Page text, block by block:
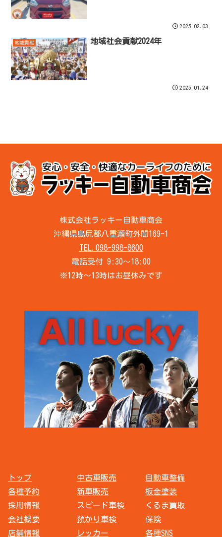
2025.02.03
地域貢献 地域社会貢献2024年
2025.01.24
株式会社ラッキー自動車商会
沖縄県島尻郡八重瀬町外間169-1
TEL.098-998-8600
電話受付 9:30～18:00
※12時～13時はお昼休みです
トップ
各種予約
採用情報
会社概要
店舗情報
中古車販売
新車販売
スピード車検
預かり車検
レッカー
自動車整備
板金塗装
くるま買取
保険
各種SNS